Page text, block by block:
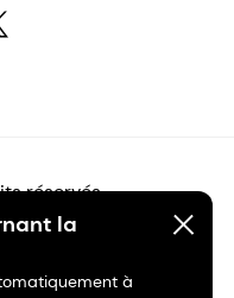
la
à
réservés.